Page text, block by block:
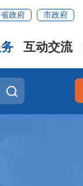
省政府 市政府
互动交流